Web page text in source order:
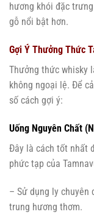
hương khói đặc
gỗ nổi bật hơn.
Gợi Ý Thưởng Thức
Thưởng thức whisky
không ngoại lệ. Để
số cách gợi ý:
Uống Nguyên Chất
Đây là cách tốt nhất
phức tạp của
– Sử dụng ly chuyên
trung hương thơm.